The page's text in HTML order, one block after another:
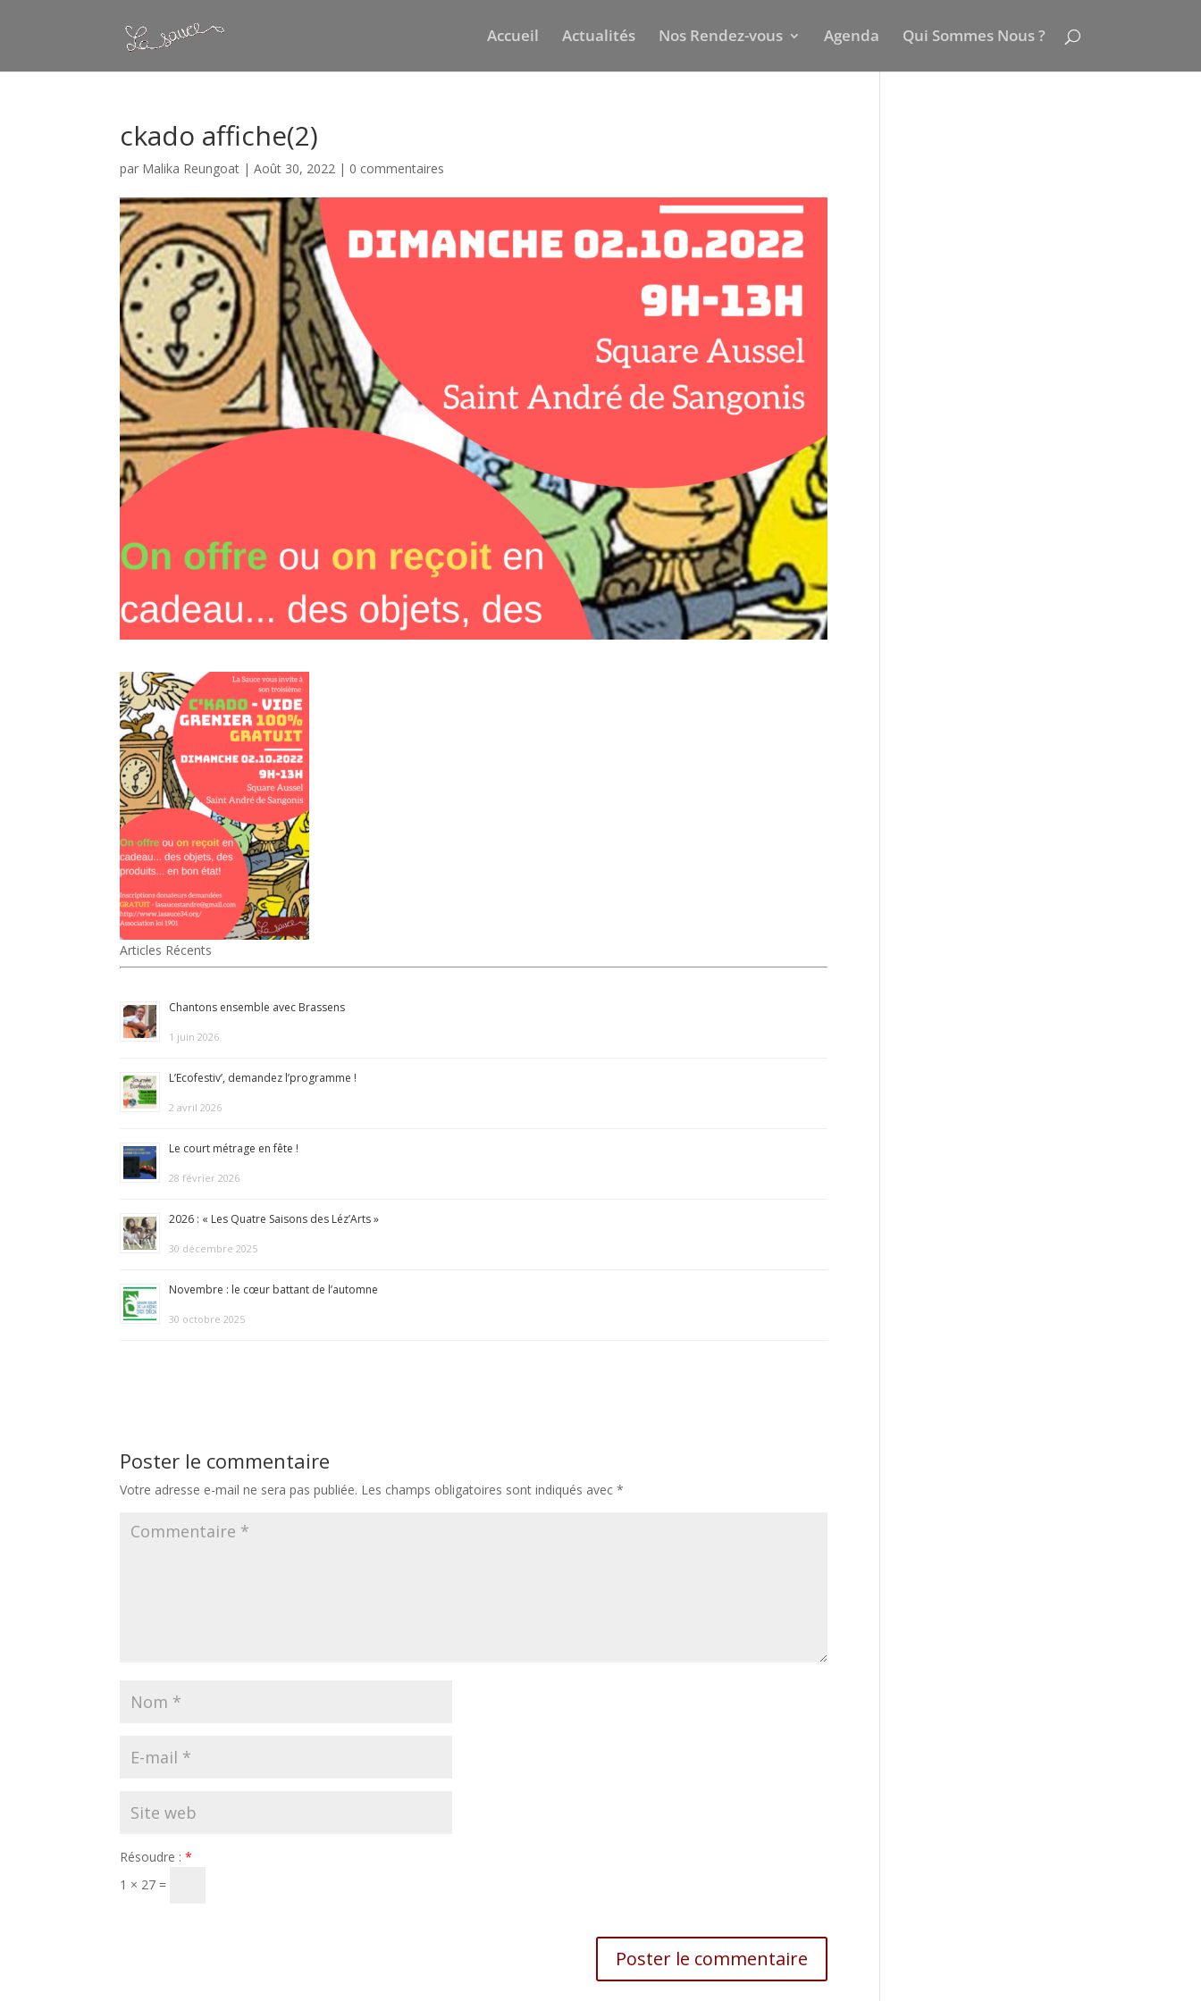
Accueil Actualités Nos Rendez-vous Agenda Qui Sommes Nous ?
ckado affiche(2)
par Malika Reungoat |Août 30, 2022 | 0 commentaires
Articles Récents
Chantons ensemble avec Brassens
1 juin 2026
L’Ecofestiv’, demandez l’programme !
2 avril 2026
Le court métrage en fête !
28 février 2026
2026 : « Les Quatre Saisons des Léz’Arts »
30 décembre 2025
Novembre : le cœur battant de l’automne
30 octobre 2025
Poster le commentaire
Votre adresse e-mail ne sera pas publiée. Les champs obligatoires sont indiqués avec*
Résoudre :*
1 × 27 =